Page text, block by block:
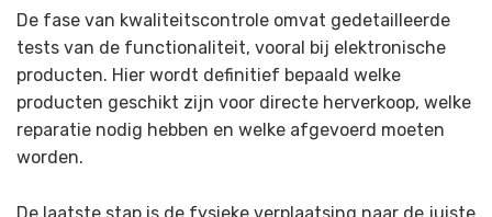
De fase van kwaliteitscontrole omvat gedetailleerde
tests van de functionaliteit, vooral bij elektronische
producten. Hier wordt definitief bepaald welke
producten geschikt zijn voor directe herverkoop, welke
reparatie nodig hebben en welke afgevoerd moeten
worden.